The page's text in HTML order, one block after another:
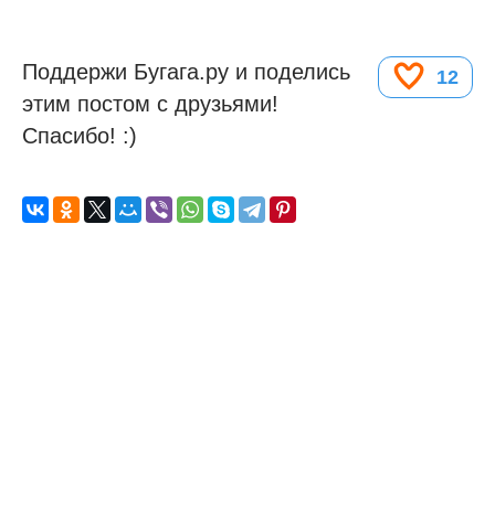
12
Поддержи Бугага.ру и поделись
этим постом с друзьями!
Спасибо! :)